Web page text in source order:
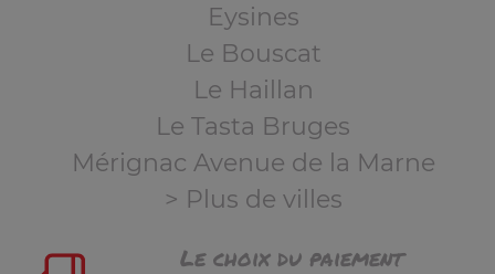
Eysines
Le Bouscat
Le Haillan
Le Tasta Bruges
Mérignac Avenue de la Marne
> Plus de villes
Le choix du paiement